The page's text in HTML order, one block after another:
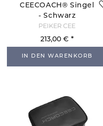
CEECOACH® Singel
- Schwarz
PEIKER CEE
213,00 €
IN DEN WARENKORB